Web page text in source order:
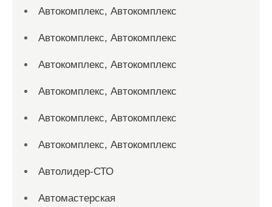
Автокомплекс, Автокомплекс
Автокомплекс, Автокомплекс
Автокомплекс, Автокомплекс
Автокомплекс, Автокомплекс
Автокомплекс, Автокомплекс
Автокомплекс, Автокомплекс
Автолидер-СТО
Автомастерская